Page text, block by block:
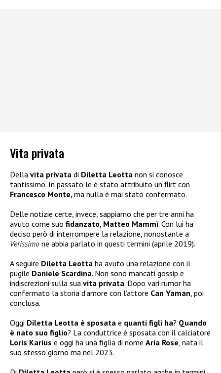
Vita privata
Della vita privata di Diletta Leotta non si conosce
tantissimo. In passato le è stato attribuito un flirt con
Francesco Monte, ma nulla è mai stato confermato.
Delle notizie certe, invece, sappiamo che per tre anni ha
avuto come suo fidanzato Matteo Mammì. Con lui ha
deciso però di interrompere la relazione, nonostante a
Verissimo ne abbia parlato in questi termini (aprile 2019).
A seguire Diletta Leotta ha avuto una relazione con il
pugile Daniele Scardina. Non sono mancati gossip e
indiscrezioni sulla sua vita privata. Dopo vari rumor ha
confermato la storia d’amore con l’attore Can Yaman , poi
conclusa.
Oggi Diletta Leotta è sposata e quanti figli ha? Quando
è nato suo figlio? La conduttrice è sposata con il calciatore
Loris Karius e oggi ha una figlia di nome Aria Rose , nata il
suo stesso giorno ma nel 2023.